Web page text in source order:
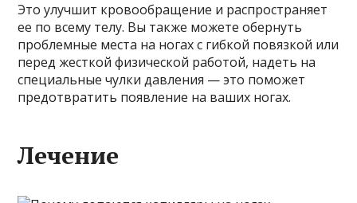
Это улучшит кровообращение и распространяет
ее по всему телу. Вы также можете обернуть
проблемные места на ногах с гибкой повязкой или
перед жесткой физической работой, надеть на
специальные чулки давления — это поможет
предотвратить появление на ваших ногах.
Лечение